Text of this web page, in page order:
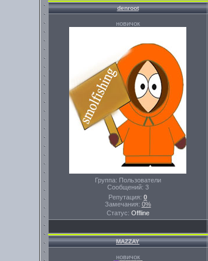
denroot
новичок
Группа: Пользователи
Сообщений: 3
Репутация: 0
Замечания: 0%
Статус: Offline
MAZZAY
новичок